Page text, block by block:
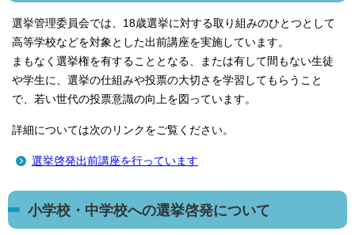
選挙管理委員会では、18歳選挙に対する取り組みのひとつとして
高等学校などを対象とした出前講座を実施しています。
まもなく選挙権を有することとなる、または有して間もない生徒
や学生に、選挙の仕組みや投票の大切さを学習してもらうこと
で、若い世代の投票意識の向上を図っています。
詳細については次のリンクをご覧ください。
選挙啓発出前講座を行っています
小学校・中学校への選挙啓発について